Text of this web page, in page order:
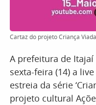
Cartaz do projeto Criança
A prefeitura de
sexta-feira (14) a live
estreia da série
projeto cultural